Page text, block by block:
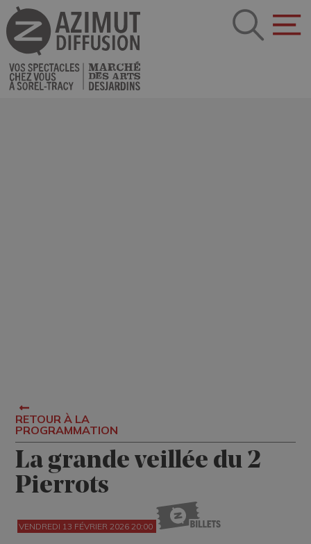
RETOUR À LA
PROGRAMMATION
La grande veillée du 2
Pierrots
VENDREDI 13 FÉVRIER 2026 20:00